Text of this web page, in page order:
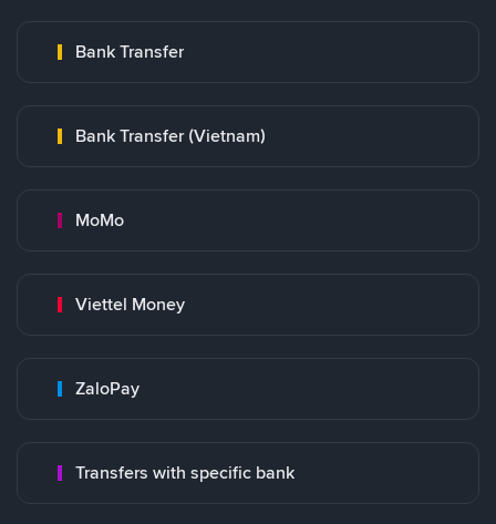
Bank Transfer
Bank Transfer (Vietnam)
MoMo
Viettel Money
ZaloPay
Transfers with specific bank